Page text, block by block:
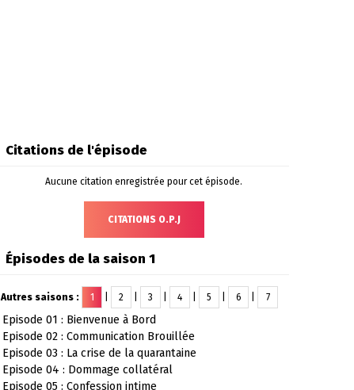
Citations de l'épisode
Aucune citation enregistrée pour cet épisode.
CITATIONS O.P.J
Épisodes de la saison 1
Autres saisons : 1 2 3 4 5 6 7
Episode 01 : Bienvenue à Bord
Episode 02 : Communication Brouillée
Episode 03 : La crise de la quarantaine
Episode 04 : Dommage collatéral
Episode 05 : Confession intime